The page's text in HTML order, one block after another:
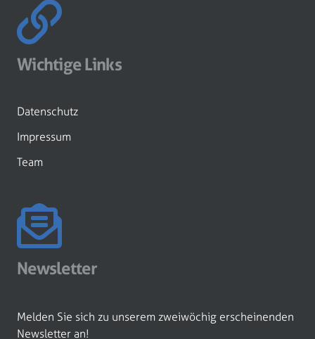
Wichtige Links
Datenschutz
Impressum
Team
Newsletter
Melden Sie sich zu unserem zweiwöchig erscheinenden
Newsletter an!